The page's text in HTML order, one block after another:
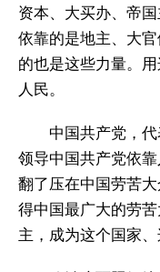
资本、大买办、帝
依靠的是地主、大
的也是这些力量。
人民。
中国共产党，
领导中国共产党依
翻了压在中国劳苦
得中国最广大的劳
主，成为这个国家、